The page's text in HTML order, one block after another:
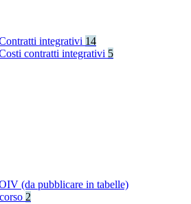
integrativi 14
contratti integrativi 5
(da pubblicare in tabelle)
2